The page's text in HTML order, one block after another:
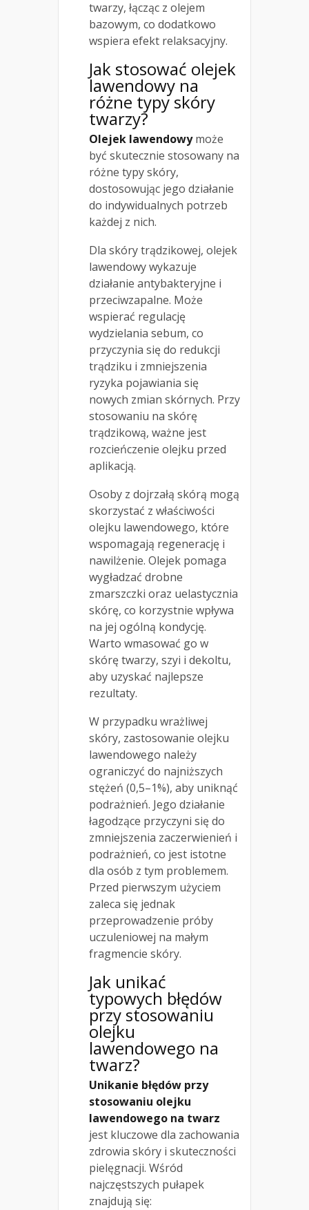
twarzy, łącząc z olejem
bazowym, co dodatkowo
wspiera efekt relaksacyjny.
Jak stosować olejek
lawendowy na
różne typy skóry
twarzy?
Olejek lawendowymoże
być skutecznie stosowany na
różne typy skóry,
dostosowując jego działanie
do indywidualnych potrzeb
każdej z nich.
Dla skóry trądzikowej, olejek
lawendowy wykazuje
działanie antybakteryjne i
przeciwzapalne. Może
wspierać regulację
wydzielania sebum, co
przyczynia się do redukcji
trądziku i zmniejszenia
ryzyka pojawiania się
nowych zmian skórnych. Przy
stosowaniu na skórę
trądzikową, ważne jest
rozcieńczenie olejku przed
aplikacją.
Osoby z dojrzałą skórą mogą
skorzystać z właściwości
olejku lawendowego, które
wspomagają regenerację i
nawilżenie. Olejek pomaga
wygładzać drobne
zmarszczki oraz uelastycznia
skórę, co korzystnie wpływa
na jej ogólną kondycję.
Warto wmasować go w
skórę twarzy, szyi i dekoltu,
aby uzyskać najlepsze
rezultaty.
W przypadku wrażliwej
skóry, zastosowanie olejku
lawendowego należy
ograniczyć do najniższych
stężeń (0,5–1%), aby uniknąć
podrażnień. Jego działanie
łagodzące przyczyni się do
zmniejszenia zaczerwienień i
podrażnień, co jest istotne
dla osób z tym problemem.
Przed pierwszym użyciem
zaleca się jednak
przeprowadzenie próby
uczuleniowej na małym
fragmencie skóry.
Jak unikać
typowych błędów
przy stosowaniu
olejku
lawendowego na
twarz?
Unikanie błędów przy
stosowaniu olejku
lawendowego na twarz
jest kluczowe dla zachowania
zdrowia skóry i skuteczności
pielęgnacji. Wśród
najczęstszych pułapek
znajdują się: